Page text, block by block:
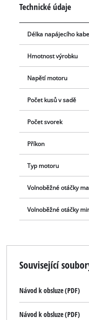
namontovat nástroj.
designu se přístroj
rozsáhlá, 189dílná
praktickém úložném boxu.
Technické údaje
Délka napájecího
Hmotnost výrobku
Napětí motoru
Počet kusů v sadě
Počet svorek
Příkon
Typ motoru
Volnoběžné otáčky
Volnoběžné otáčky
Související
Návod k obsluze (PDF)
Návod k obsluze (PDF)